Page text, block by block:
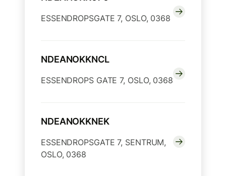
ESSENDROPSGATE 7, OSLO, 0368
NDEANOKKNCL
ESSENDROPS GATE 7, OSLO, 0368
NDEANOKKNEK
ESSENDROPSGATE 7, SENTRUM,
OSLO, 0368